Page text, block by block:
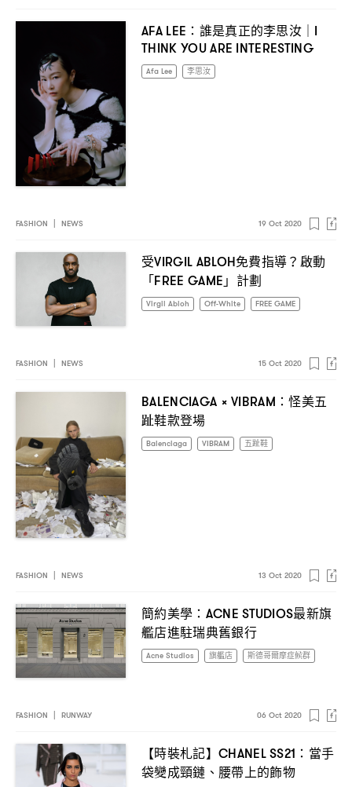
AFA LEE： 誰是真正的李思汝 ｜I
THINK YOU ARE INTERESTING
Afa Lee 李思汝
FASHION NEWS 19 Oct 2020
受VIRGIL ABLOH免費指導？ 啟動
「FREE GAME 」計劃
Virgil Abloh Off-White FREE GAME
FASHION NEWS 15 Oct 2020
BALENCIAGA × VIBRAM：怪美五
趾鞋款登場
Balenciaga VIBRAM 五趾鞋
FASHION NEWS 13 Oct 2020
簡約美學 ：ACNE STUDIOS最新旗
艦店進駐瑞典舊銀行
Acne Studios 旗艦店 斯德哥爾摩症候群
FASHION | RUNWAY 06 Oct 2020
【時裝札記】 CHANEL SS21： 當手
袋變成頸鏈、腰帶上的飾物